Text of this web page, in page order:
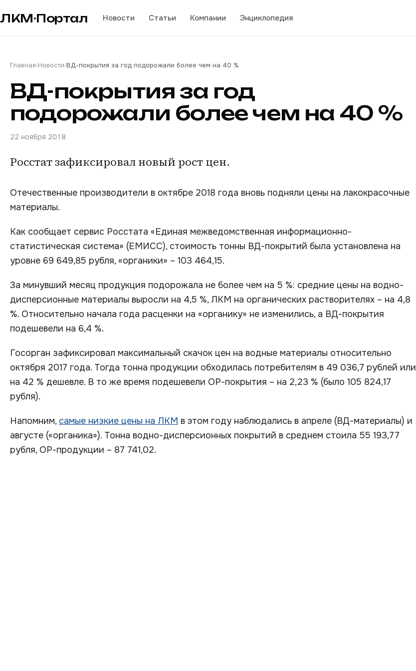
ЛКМ·Портал Новости Статьи Компании Энциклопедия
Главная›Новости›ВД-покрытия за год подорожали более чем на 40 %
ВД-покрытия за год
подорожали более чем на 40 %
22 ноября 2018
Росстат зафиксировал новый рост цен.
Отечественные производители в октябре 2018 года вновь подняли цены на лакокрасочные
материалы.
Как сообщает сервис Росстата «Единая межведомственная информационно-
статистическая система» (ЕМИСС), стоимость тонны ВД-покрытий была установлена на
уровне 69 649,85 рубля, «органики» – 103 464,15.
За минувший месяц продукция подорожала не более чем на 5 %: средние цены на водно-
дисперсионные материалы выросли на 4,5 %, ЛКМ на органических растворителях – на 4,8
%. Относительно начала года расценки на «органику» не изменились, а ВД-покрытия
подешевели на 6,4 %.
Госорган зафиксировал максимальный скачок цен на водные материалы относительно
октября 2017 года. Тогда тонна продукции обходилась потребителям в 49 036,7 рублей или
на 42 % дешевле. В то же время подешевели ОР-покрытия – на 2,23 % (было 105 824,17
рубля).
Напомним, самые низкие цены на ЛКМ в этом году наблюдались в апреле (ВД-материалы) и
августе («органика»). Тонна водно-дисперсионных покрытий в среднем стоила 55 193,77
рубля, ОР-продукции – 87 741,02.